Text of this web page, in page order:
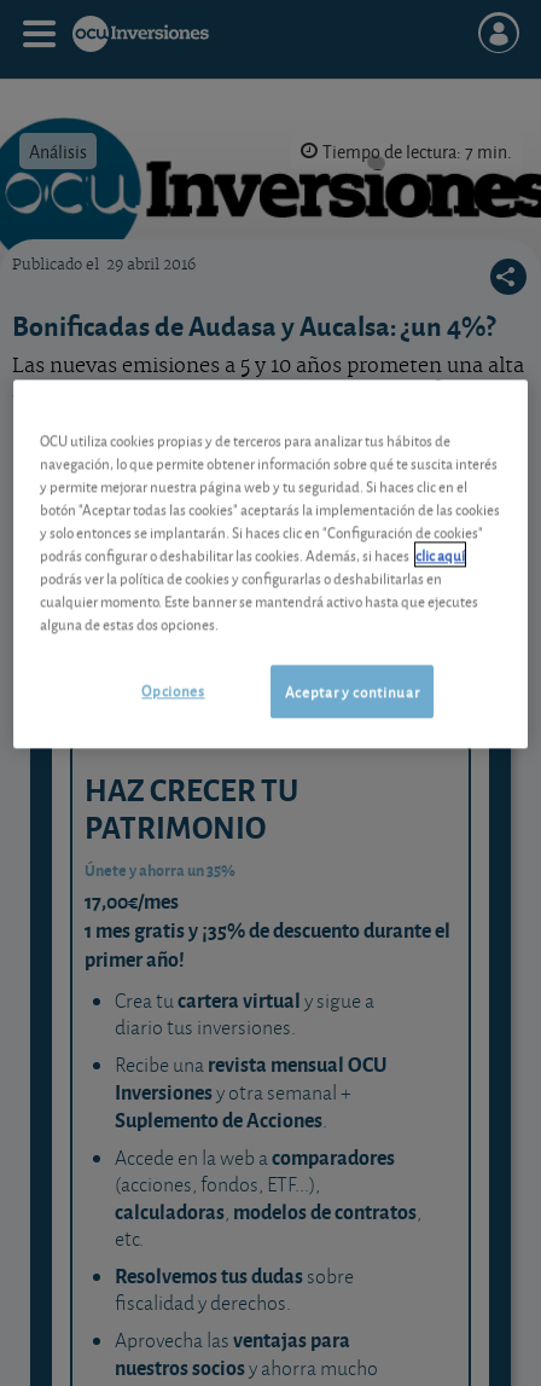
Análisis Tiempo de lectura: 7 min.
Publicado el 29 abril 2016
Bonificadas de Audasa y Aucalsa: ¿un 4%?
Las nuevas emisiones a 5 y 10 años prometen una alta
rentabilidad “financiero-fiscal”. ¿Interesan?
Contenido reservado a SOCIOS
Gestiona tu dinero con visión
experta
y consigue que cada euro trabaje
HAZ CRECER TU
PATRIMONIO
Únete y ahorra un 35%
17,00€/mes
1 mes gratis y ¡35% de descuento durante el
primer año!
Crea tucartera virtualy sigue a
diario tus inversiones.
Recibe unarevista mensual OCU
Inversionesy otra semanal +
Suplemento de Acciones.
Accede en la web acomparadores
(acciones, fondos, ETF...),
calculadoras, modelos de contratos,
etc.
Resolvemos tus dudassobre
fiscalidad y derechos.
Aprovecha lasventajas para
nuestros sociosy ahorra mucho
OCU utiliza cookies propias y de terceros para analizar tus hábitos de
navegación, lo que permite obtener información sobre qué te suscita interés
y permite mejorar nuestra página web y tu seguridad. Si haces clic en el
botón "Aceptar todas las cookies" aceptarás la implementación de las cookies
y solo entonces se implantarán. Si haces clic en "Configuración de cookies"
podrás configurar o deshabilitar las cookies. Además, si haces clic aquí
podrás ver la política de cookies y configurarlas o deshabilitarlas en
cualquier momento. Este banner se mantendrá activo hasta que ejecutes
alguna de estas dos opciones.
Aceptar y continuar
Opciones